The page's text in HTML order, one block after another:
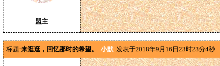
盟主
标题:来逛逛，回忆那时的希望。 小默 发表于2018年9月16日23时23分4秒